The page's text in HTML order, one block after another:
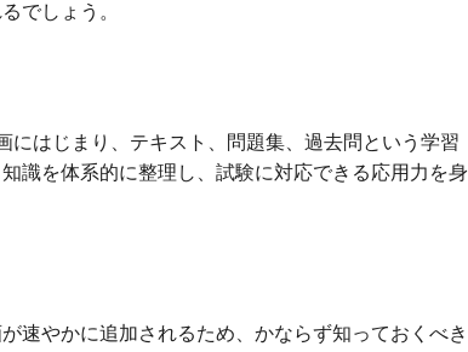
でしょう。
にはじまり、テキスト、問題集、過去問という学習
識を体系的に整理し、試験に対応できる応用力を身
速やかに追加されるため、かならず知っておくべき